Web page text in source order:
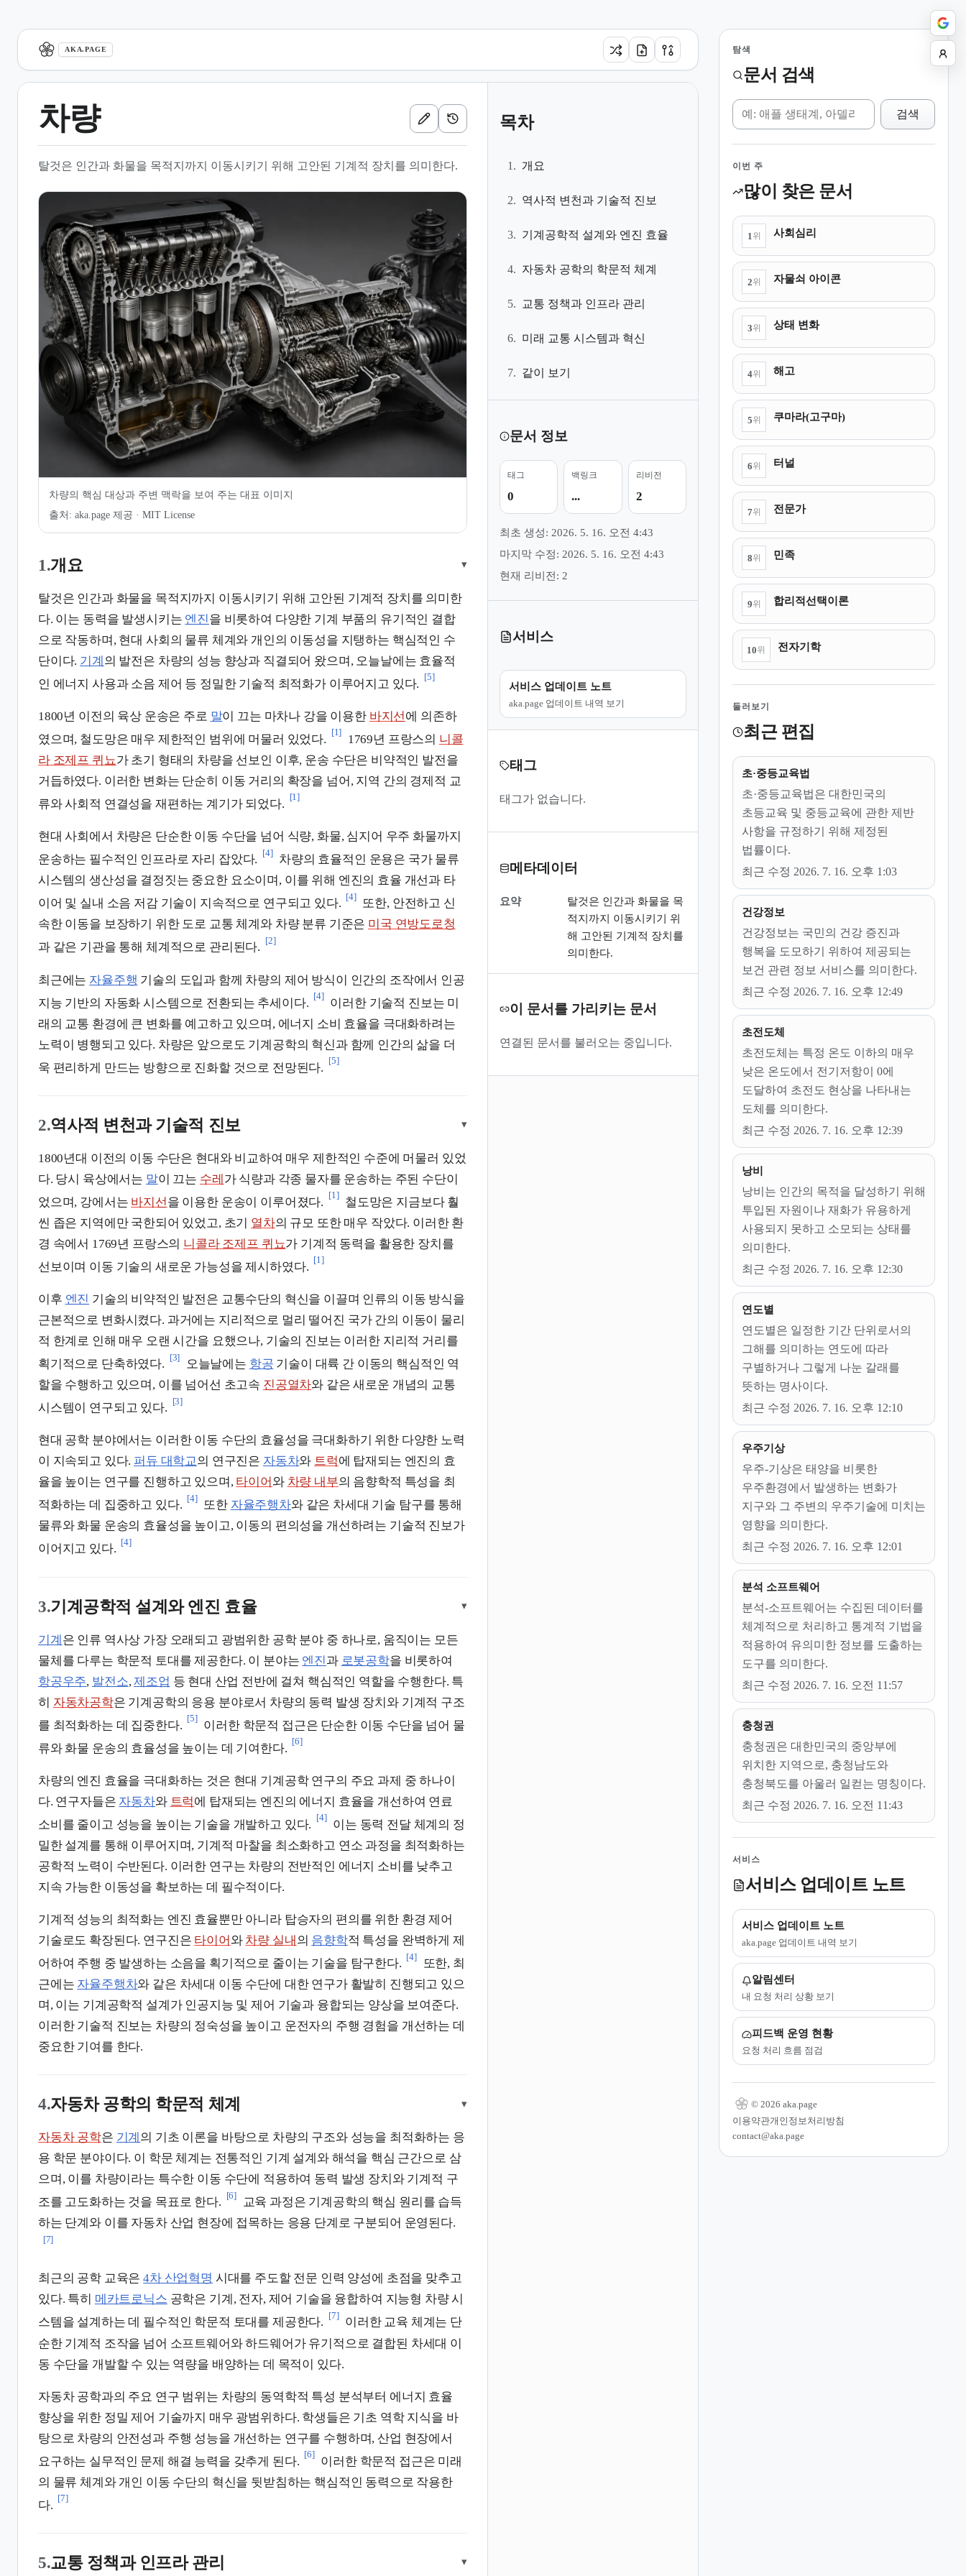
AKA.PAGE
차량
탈것은 인간과 화물을 목적지까지 이동시키기 위해 고안된 기계적 장치를 의미한다.
차량의 핵심 대상과 주변 맥락을 보여 주는 대표 이미지
출처: aka.page 제공 · MIT License
1.개요 ▾
탈것은 인간과 화물을 목적지까지 이동시키기 위해 고안된 기계적 장치를 의미한
다. 이는 동력을 발생시키는 엔진 을 비롯하여 다양한 기계 부품의 유기적인 결합
으로 작동하며, 현대 사회의 물류 체계와 개인의 이동성을 지탱하는 핵심적인 수
단이다. 기계 의 발전은 차량의 성능 향상과 직결되어 왔으며, 오늘날에는 효율적
인 에너지 사용과 소음 제어 등 정밀한 기술적 최적화가 이루어지고 있다.
[5]
1800년 이전의 육상 운송은 주로 말이 끄는 마차나 강을 이용한 바지선 에 의존하
였으며, 철도망은 매우 제한적인 범위에 머물러 있었다.
[1]
1769년 프랑스의 니콜
라 조제프 퀴뇨가 초기 형태의 차량을 선보인 이후, 운송 수단은 비약적인 발전을
거듭하였다. 이러한 변화는 단순히 이동 거리의 확장을 넘어, 지역 간의 경제적 교
류와 사회적 연결성을 재편하는 계기가 되었다.
[1]
현대 사회에서 차량은 단순한 이동 수단을 넘어 식량, 화물, 심지어 우주 화물까지
운송하는 필수적인 인프라로 자리 잡았다.
[4]
차량의 효율적인 운용은 국가 물류
시스템의 생산성을 결정짓는 중요한 요소이며, 이를 위해 엔진의 효율 개선과 타
이어 및 실내 소음 저감 기술이 지속적으로 연구되고 있다.
[4]
또한, 안전하고 신
속한 이동을 보장하기 위한 도로 교통 체계와 차량 분류 기준은 미국 연방도로청
과 같은 기관을 통해 체계적으로 관리된다.
[2]
최근에는 자율주행 기술의 도입과 함께 차량의 제어 방식이 인간의 조작에서 인공
지능 기반의 자동화 시스템으로 전환되는 추세이다.
[4]
이러한 기술적 진보는 미
래의 교통 환경에 큰 변화를 예고하고 있으며, 에너지 소비 효율을 극대화하려는
노력이 병행되고 있다. 차량은 앞으로도 기계공학의 혁신과 함께 인간의 삶을 더
욱 편리하게 만드는 방향으로 진화할 것으로 전망된다.
[5]
2.역사적 변천과 기술적 진보 ▾
1800년대 이전의 이동 수단은 현대와 비교하여 매우 제한적인 수준에 머물러 있었
다. 당시 육상에서는 말이 끄는 수레 가 식량과 각종 물자를 운송하는 주된 수단이
었으며, 강에서는 바지선을 이용한 운송이 이루어졌다.
[1]
철도망은 지금보다 훨
씬 좁은 지역에만 국한되어 있었고, 초기 열차의 규모 또한 매우 작았다. 이러한 환
경 속에서 1769년 프랑스의 니콜라 조제프 퀴뇨가 기계적 동력을 활용한 장치를
선보이며 이동 기술의 새로운 가능성을 제시하였다.
[1]
이후 엔진 기술의 비약적인 발전은 교통수단의 혁신을 이끌며 인류의 이동 방식을
근본적으로 변화시켰다. 과거에는 지리적으로 멀리 떨어진 국가 간의 이동이 물리
적 한계로 인해 매우 오랜 시간을 요했으나, 기술의 진보는 이러한 지리적 거리를
획기적으로 단축하였다.
[3]
오늘날에는 항공 기술이 대륙 간 이동의 핵심적인 역
할을 수행하고 있으며, 이를 넘어선 초고속 진공열차와 같은 새로운 개념의 교통
시스템이 연구되고 있다.
[3]
현대 공학 분야에서는 이러한 이동 수단의 효율성을 극대화하기 위한 다양한 노력
이 지속되고 있다. 퍼듀 대학교의 연구진은 자동차와 트럭에 탑재되는 엔진의 효
율을 높이는 연구를 진행하고 있으며, 타이어 와 차량 내부의 음향학적 특성을 최
적화하는 데 집중하고 있다.
[4]
또한 자율주행차와 같은 차세대 기술 탐구를 통해
물류와 화물 운송의 효율성을 높이고, 이동의 편의성을 개선하려는 기술적 진보가
이어지고 있다.
[4]
3.기계공학적 설계와 엔진 효율 ▾
기계 은 인류 역사상 가장 오래되고 광범위한 공학 분야 중 하나로, 움직이는 모든
물체를 다루는 학문적 토대를 제공한다. 이 분야는 엔진 과 로봇공학을 비롯하여
항공우주, 발전소,제조업 등 현대 산업 전반에 걸쳐 핵심적인 역할을 수행한다. 특
히 자동차공학은 기계공학의 응용 분야로서 차량의 동력 발생 장치와 기계적 구조
를 최적화하는 데 집중한다.
[5]
이러한 학문적 접근은 단순한 이동 수단을 넘어 물
류와 화물 운송의 효율성을 높이는 데 기여한다.
[6]
차량의 엔진 효율을 극대화하는 것은 현대 기계공학 연구의 주요 과제 중 하나이
다. 연구자들은 자동차와 트럭에 탑재되는 엔진의 에너지 효율을 개선하여 연료
소비를 줄이고 성능을 높이는 기술을 개발하고 있다.
[4]
이는 동력 전달 체계의 정
밀한 설계를 통해 이루어지며, 기계적 마찰을 최소화하고 연소 과정을 최적화하는
공학적 노력이 수반된다. 이러한 연구는 차량의 전반적인 에너지 소비를 낮추고
지속 가능한 이동성을 확보하는 데 필수적이다.
기계적 성능의 최적화는 엔진 효율뿐만 아니라 탑승자의 편의를 위한 환경 제어
기술로도 확장된다. 연구진은 타이어 와 차량 실내 의 음향학적 특성을 완벽하게 제
어하여 주행 중 발생하는 소음을 획기적으로 줄이는 기술을 탐구한다.
[4]
또한, 최
근에는 자율주행차와 같은 차세대 이동 수단에 대한 연구가 활발히 진행되고 있으
며, 이는 기계공학적 설계가 인공지능 및 제어 기술과 융합되는 양상을 보여준다.
이러한 기술적 진보는 차량의 정숙성을 높이고 운전자의 주행 경험을 개선하는 데
중요한 기여를 한다.
4.자동차 공학의 학문적 체계 ▾
자동차 공학은 기계 의 기초 이론을 바탕으로 차량의 구조와 성능을 최적화하는 응
용 학문 분야이다. 이 학문 체계는 전통적인 기계 설계와 해석을 핵심 근간으로 삼
으며, 이를 차량이라는 특수한 이동 수단에 적용하여 동력 발생 장치와 기계적 구
조를 고도화하는 것을 목표로 한다.
[6]
교육 과정은 기계공학의 핵심 원리를 습득
하는 단계와 이를 자동차 산업 현장에 접목하는 응용 단계로 구분되어 운영된다.
[7]
최근의 공학 교육은4차 산업혁명 시대를 주도할 전문 인력 양성에 초점을 맞추고
있다. 특히 메카트로닉스 공학은 기계, 전자, 제어 기술을 융합하여 지능형 차량 시
스템을 설계하는 데 필수적인 학문적 토대를 제공한다.
[7]
이러한 교육 체계는 단
순한 기계적 조작을 넘어 소프트웨어와 하드웨어가 유기적으로 결합된 차세대 이
동 수단을 개발할 수 있는 역량을 배양하는 데 목적이 있다.
자동차 공학과의 주요 연구 범위는 차량의 동역학적 특성 분석부터 에너지 효율
향상을 위한 정밀 제어 기술까지 매우 광범위하다. 학생들은 기초 역학 지식을 바
탕으로 차량의 안전성과 주행 성능을 개선하는 연구를 수행하며, 산업 현장에서
요구하는 실무적인 문제 해결 능력을 갖추게 된다.
[6]
이러한 학문적 접근은 미래
의 물류 체계와 개인 이동 수단의 혁신을 뒷받침하는 핵심적인 동력으로 작용한
다.
[7]
5.교통 정책과 인프라 관리 ▾
목차
1. 개요
2. 역사적 변천과 기술적 진보
3. 기계공학적 설계와 엔진 효율
4. 자동차 공학의 학문적 체계
5. 교통 정책과 인프라 관리
6. 미래 교통 시스템과 혁신
7. 같이 보기
문서 정보
태그
0
백링크
...
리비전
2
최초 생성: 2026. 5. 16. 오전 4:43
마지막 수정: 2026. 5. 16. 오전 4:43
현재 리비전: 2
서비스
서비스 업데이트 노트
aka.page 업데이트 내역 보기
태그
태그가 없습니다.
메타데이터
요약
탈것은 인간과 화물을 목
적지까지 이동시키기 위
해 고안된 기계적 장치를
의미한다.
이 문서를 가리키는 문서
연결된 문서를 불러오는 중입니다.
개요
기계공학적 설계와 엔진 효율
자동차 공학의 학문적 체계
교통 정책과 인프라 관리
미래 교통 시스템과 혁신
같이 보기
탐색
문서 검색
위키 검색
검색
이번 주
많이 찾은 문서
1 위 사회심리
2위 자물쇠 아이콘
3위 상태 변화
4위 해고
5위 쿠마라(고구마)
6위 터널
7위 전문가
8위 민족
9위 합리적선택이론
10위 전자기학
둘러보기
최근 편집
초·중등교육법
초·중등교육법은 대한민국의
초등교육 및 중등교육에 관한 제반
사항을 규정하기 위해 제정된
법률이다.
최근 수정 2026. 7. 16. 오후 1:03
건강정보
건강정보는 국민의 건강 증진과
행복을 도모하기 위하여 제공되는
보건 관련 정보 서비스를 의미한다.
최근 수정 2026. 7. 16. 오후 12:49
초전도체
초전도체는 특정 온도 이하의 매우
낮은 온도에서 전기저항이 0에
도달하여 초전도 현상을 나타내는
도체를 의미한다.
최근 수정 2026. 7. 16. 오후 12:39
낭비
낭비는 인간의 목적을 달성하기 위해
투입된 자원이나 재화가 유용하게
사용되지 못하고 소모되는 상태를
의미한다.
최근 수정 2026. 7. 16. 오후 12:30
연도별
연도별은 일정한 기간 단위로서의
그해를 의미하는 연도에 따라
구별하거나 그렇게 나눈 갈래를
뜻하는 명사이다.
최근 수정 2026. 7. 16. 오후 12:10
우주기상
우주-기상은 태양을 비롯한
우주환경에서 발생하는 변화가
지구와 그 주변의 우주기술에 미치는
영향을 의미한다.
최근 수정 2026. 7. 16. 오후 12:01
분석 소프트웨어
분석-소프트웨어는 수집된 데이터를
체계적으로 처리하고 통계적 기법을
적용하여 유의미한 정보를 도출하는
도구를 의미한다.
최근 수정 2026. 7. 16. 오전 11:57
충청권
충청권은 대한민국의 중앙부에
위치한 지역으로, 충청남도와
충청북도를 아울러 일컫는 명칭이다.
최근 수정 2026. 7. 16. 오전 11:43
서비스
서비스 업데이트 노트
서비스 업데이트 노트
aka.page 업데이트 내역 보기
알림센터
내 요청 처리 상황 보기
피드백 운영 현황
요청 처리 흐름 점검
© 2026 aka.page
이용약관개인정보처리방침
contact@aka.page